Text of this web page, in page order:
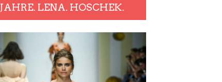
JAHRE. LENA. HOSCHEK.